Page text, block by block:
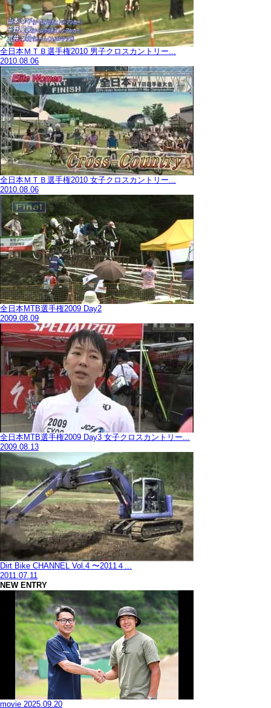
全日本ＭＴＢ選手権2010 男子クロスカントリー...
2010.08.06
全日本ＭＴＢ選手権2010 女子クロスカントリー...
2010.08.06
全日本MTB選手権2009 Day2
2009.08.09
全日本MTB選手権2009 Day3 女子クロスカントリー...
2009.08.13
Dirt Bike CHANNEL Vol.4 〜2011４...
2011.07.11
NEW ENTRY
movie 2025.09.20